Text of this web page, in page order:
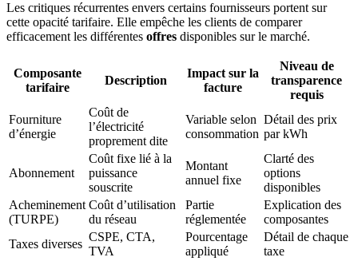
Les critiques récurrentes envers certains fournisseurs portent sur
cette opacité tarifaire. Elle empêche les clients de comparer
efficacement les différentes offres disponibles sur le marché.
Composante
tarifaire
Description
Impact sur la
facture
Niveau de
transparence
requis
Fourniture
d’énergie
Coût de
l’électricité
proprement dite
Variable selon
consommation
Détail des prix
par kWh
Abonnement
Coût fixe lié à la
puissance
souscrite
Montant
annuel fixe
Clarté des
options
disponibles
Acheminement
(TURPE)
Coût d’utilisation
du réseau
Partie
réglementée
Explication des
composantes
Taxes diverses
CSPE, CTA,
TVA
Pourcentage
appliqué
Détail de chaque
taxe